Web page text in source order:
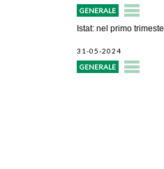
GENERALE
Istat: nel primo
31-05-2024
GENERALE